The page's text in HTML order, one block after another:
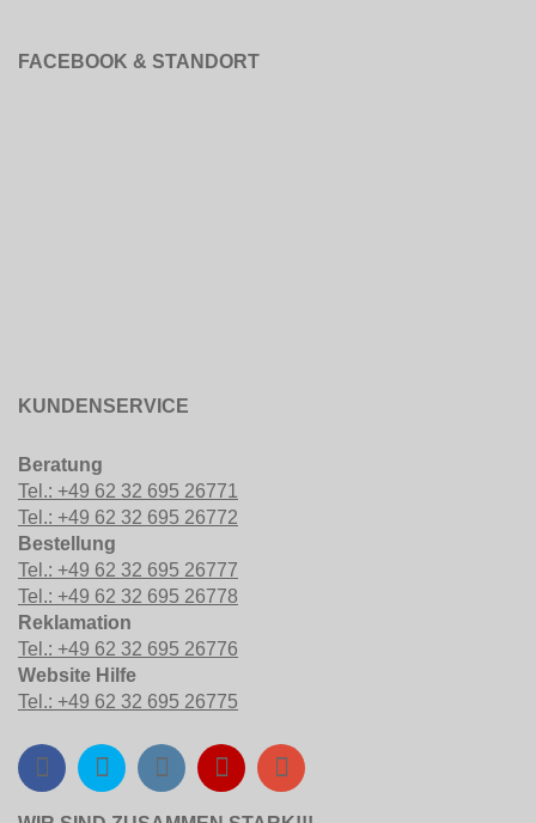
FACEBOOK & STANDORT
KUNDENSERVICE
Beratung
Tel.: +49 62 32 695 26771
Tel.: +49 62 32 695 26772
Bestellung
Tel.: +49 62 32 695 26777
Tel.: +49 62 32 695 26778
Reklamation
Tel.: +49 62 32 695 26776
Website Hilfe
Tel.: +49 62 32 695 26775